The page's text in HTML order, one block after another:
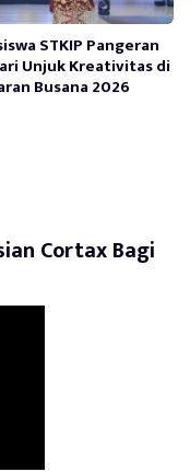
STKIP Pangeran
Unjuk Kreativitas di
Busana 2026
Cortax Bagi